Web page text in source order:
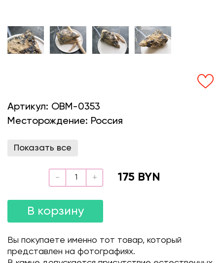
Артикул: OBM-0353
Месторождение: Россия
Показать все
175 BYN
В корзину
Вы покупаете именно тот товар, который
представлен на фотографиях.